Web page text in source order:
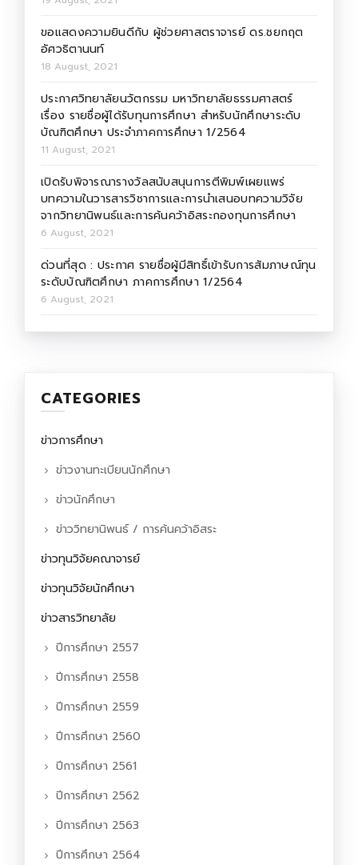
ขอแสดงความยินดีกับ ผู้ช่วยศาสตราจารย์ ดร.ชยกฤต
อัศวธิตานนท์
18 August, 2021
ประกาศวิทยาลัยนวัตกรรม มหาวิทยาลัยธรรมศาสตร์
เรื่อง รายชื่อผู้ได้รับทุนการศึกษา สำหรับนักศึกษาระดับ
บัณฑิตศึกษา ประจำภาคการศึกษา 1/2564
11 August, 2021
เปิดรับพิจารณารางวัลสนับสนุนการตีพิมพ์เผยแพร่
บทความในวารสารวิชาการและการนำเสนอบทความวิจัย
จากวิทยานิพนธ์และการค้นคว้าอิสระกองทุนการศึกษา
6 August, 2021
ด่วนที่สุด : ประกาศ รายชื่อผู้มีสิทธิ์เข้ารับการสัมภาษณ์ทุน
ระดับบัณฑิตศึกษา ภาคการศึกษา 1/2564
6 August, 2021
CATEGORIES
ข่าวการศึกษา
ข่าวงานทะเบียนนักศึกษา
ข่าวนักศึกษา
ข่าววิทยานิพนธ์ / การค้นคว้าอิสระ
ข่าวทุนวิจัยคณาจารย์
ข่าวทุนวิจัยนักศึกษา
ข่าวสารวิทยาลัย
ปีการศึกษา 2557
ปีการศึกษา 2558
ปีการศึกษา 2559
ปีการศึกษา 2560
ปีการศึกษา 2561
ปีการศึกษา 2562
ปีการศึกษา 2563
ปีการศึกษา 2564